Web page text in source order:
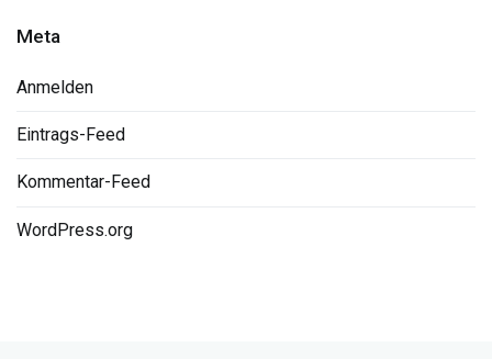
Meta
Anmelden
Eintrags-Feed
Kommentar-Feed
WordPress.org